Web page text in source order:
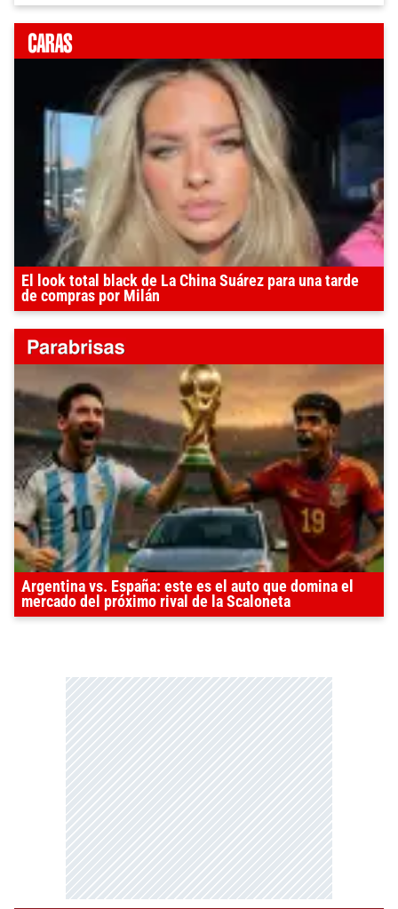
El look total black de La China Suárez para una tarde
de compras por Milán
Argentina vs. España: este es el auto que domina el
mercado del próximo rival de la Scaloneta